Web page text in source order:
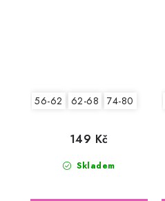
56-62 62-68 74-80
Skladem
149 Kč